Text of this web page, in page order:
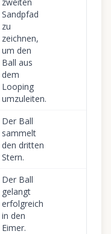
Sandpfad
zu
zeichnen,
um den
Ball aus
dem
Looping
umzuleiten.
Der Ball
sammelt
den dritten
Stern.
Der Ball
gelangt
erfolgreich
in den
Eimer.